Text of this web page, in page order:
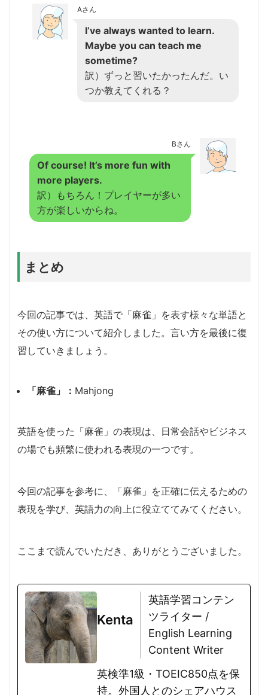
Aさん
I’ve always wanted to learn.
Maybe you can teach me
sometime?
訳）ずっと習いたかったんだ。い
つか教えてくれる？
Bさん
Of course! It’s more fun with
more players.
訳）もちろん！プレイヤーが多い
方が楽しいからね。
まとめ
今回の記事では、英語で「麻雀」を表す様々な単語と
その使い方について紹介しました。言い方を最後に復
習していきましょう。
「麻雀」： Mahjong
英語を使った「麻雀」の表現は、日常会話やビジネス
の場でも頻繁に使われる表現の一つです。
今回の記事を参考に、「麻雀」を正確に伝えるための
表現を学び、英語力の向上に役立ててみてください。
ここまで読んでいただき、ありがとうございました。
Kenta
英語学習コンテン
ツライター /
English Learning
Content Writer
英検準1級・TOEIC850点を保
持。外国人とのシェアハウス